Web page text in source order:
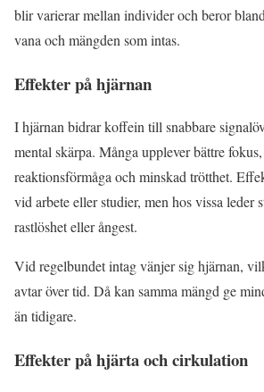
blir varierar mellan individer och beror
vana och mängden som intas.
Effekter på hjärnan
I hjärnan bidrar koffein till snabbare
mental skärpa. Många upplever bättre
reaktionsförmåga och minskad trötthet.
vid arbete eller studier, men hos vissa leder
rastlöshet eller ångest.
Vid regelbundet intag vänjer sig hjärnan,
avtar över tid. Då kan samma mängd ge
än tidigare.
Effekter på hjärta och cirkulation